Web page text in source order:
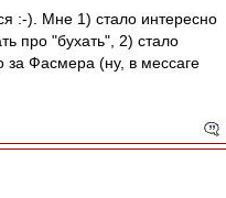
:-). Мне 1) стало интересно
про "бухать", 2) стало
за Фасмера (ну, в мессаге